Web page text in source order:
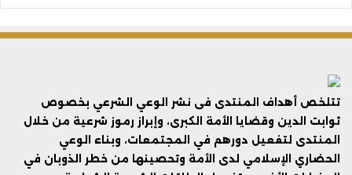
تتلخص أهداف المنتدى فى نشر الوعي الشرعي بخصوص
ثوابت الدين وقضايا الأمة الكبرى، وإبراز رموز شرعية من خلال
المنتدى لتفعيل دورهم في المجتمعات، وبناء الوعي
الحضاري الإسلامي لدى الأمة وتحصينها من خطر الذوبان في